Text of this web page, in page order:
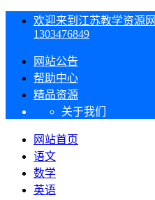
欢迎来到江苏教学资源
1303476849
网站公告
帮助中心
精品资源
关于我们
网站首页
语文
数学
英语